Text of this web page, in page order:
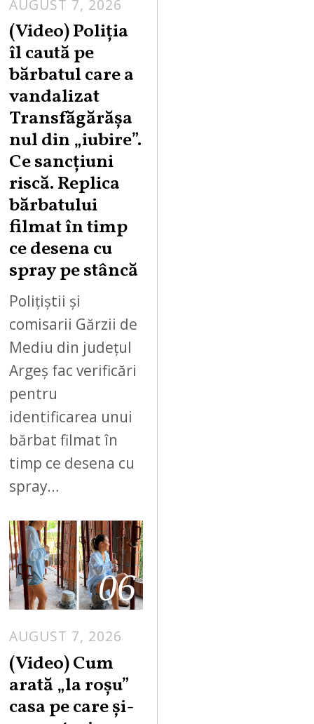
AUGUST 7, 2026
U
G
S
7
,
(Video) Poliția
îl caută pe
bărbatul care a
vandalizat
Transfăgărășa
nul din „iubire”.
Ce sancțiuni
riscă. Replica
bărbatului
filmat în timp
ce desena cu
spray pe stâncă
Polițiștii și
comisarii Gărzii de
Mediu din județul
Argeș fac verificări
pentru
identificarea unui
bărbat filmat în
timp ce desena cu
spray…
06
AUGUST 7, 2026
(Video) Cum
arată „la roşu”
casa pe care şi-